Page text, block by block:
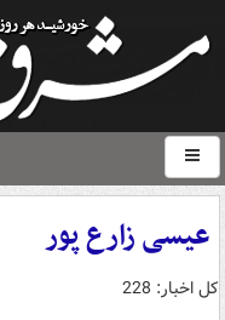
عیسی زارع پور
کل اخبار: 228